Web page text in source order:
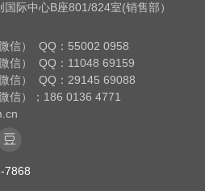
国际中心B座801/824室(销售部）
信） QQ：55002 0958
信） QQ：11048 69159
信） QQ：29145 69088
）；186 0136 4771
7868